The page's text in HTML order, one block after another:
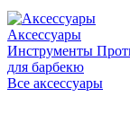
Аксессуары
Инструменты
для барбекю
Все аксессуары